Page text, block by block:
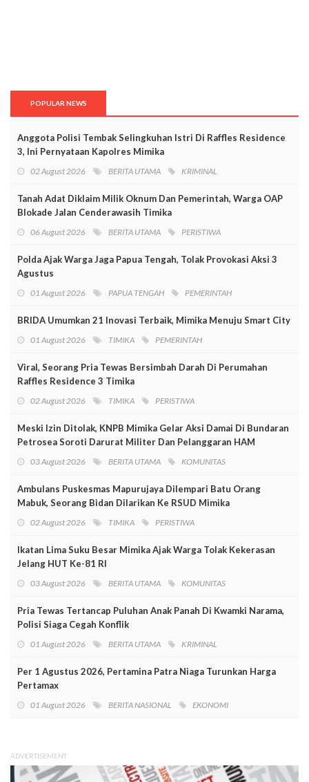
POPULAR NEWS
Anggota Polisi Tembak Selingkuhan Istri Di Raffles Residence
3, Ini Pernyataan Kapolres Mimika
02 August 2026 BERITA UTAMA KRIMINAL
Tanah Adat Diklaim Milik Oknum Dan Pemerintah, Warga OAP
Blokade Jalan Cenderawasih Timika
06 August 2026 BERITA UTAMA PERISTIWA
Polda Ajak Warga Jaga Papua Tengah, Tolak Provokasi Aksi 3
Agustus
01 August 2026 PAPUA TENGAH PEMERINTAH
BRIDA Umumkan 21 Inovasi Terbaik, Mimika Menuju Smart City
01 August 2026 TIMIKA PEMERINTAH
Viral, Seorang Pria Tewas Bersimbah Darah Di Perumahan
Raffles Residence 3 Timika
02 August 2026 TIMIKA PERISTIWA
Meski Izin Ditolak, KNPB Mimika Gelar Aksi Damai Di Bundaran
Petrosea Soroti Darurat Militer Dan Pelanggaran HAM
03 August 2026 BERITA UTAMA KOMUNITAS
Ambulans Puskesmas Mapurujaya Dilempari Batu Orang
Mabuk, Seorang Bidan Dilarikan Ke RSUD Mimika
02 August 2026 TIMIKA PERISTIWA
Ikatan Lima Suku Besar Mimika Ajak Warga Tolak Kekerasan
Jelang HUT Ke-81 RI
03 August 2026 BERITA UTAMA KOMUNITAS
Pria Tewas Tertancap Puluhan Anak Panah Di Kwamki Narama,
Polisi Siaga Cegah Konflik
01 August 2026 BERITA UTAMA KRIMINAL
Per 1 Agustus 2026, Pertamina Patra Niaga Turunkan Harga
Pertamax
01 August 2026 BERITA NASIONAL EKONOMI
ADVERTISEMENT